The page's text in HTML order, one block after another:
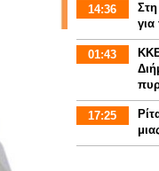
14:36
για
01:43
17:25